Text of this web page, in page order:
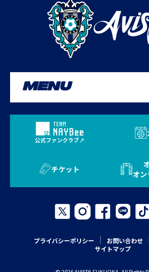
MENU
公式ファンクラブ
チケット
オン
プライバシーポリシー お問い合わせ
サイトマップ